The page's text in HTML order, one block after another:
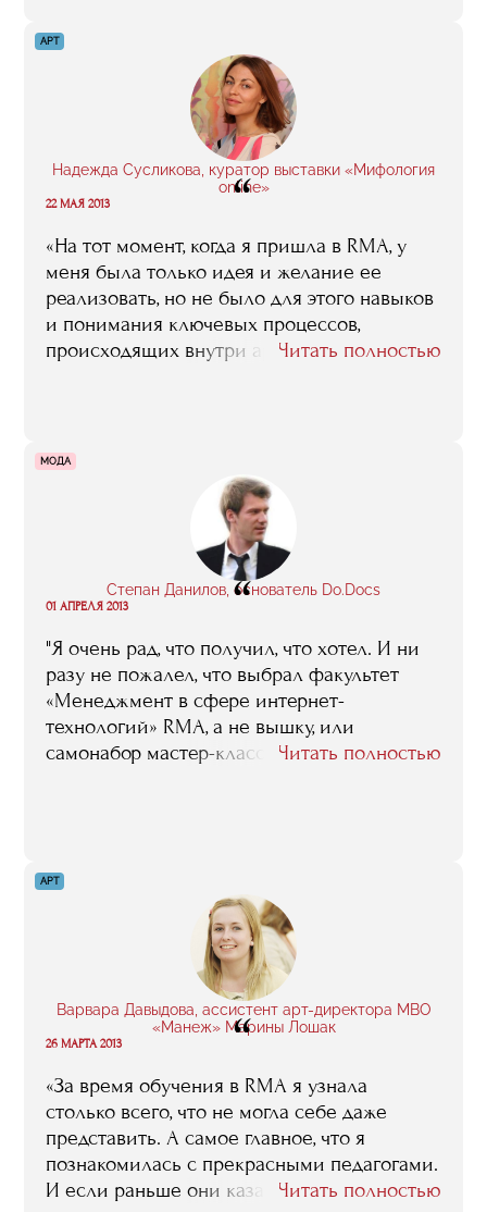
рядом ходят ваши потенциальные
работодатели, инвесторы, команда вашей
мечты, в конце концов"
АРТ
Надежда Сусликова, куратор выставки «Мифология
online»
“
22 МАЯ 2013
«На тот момент, когда я пришла в RMA, у
меня была только идея и желание ее
реализовать, но не было для этого навыков
и понимания ключевых процессов,
происходящих внутри арт-рынка. И только
прояснить для себя какие-то вещи,
связанные с транспортировкой предметов
искусства, пиаром выставочных проектов,
особенностями монтажа и т.д. А это очень
важная информация, когда делаешь
выставку "с нуля"»
Читать полностью
МОДА
Степан Данилов, основатель Do.Docs
“
01 АПРЕЛЯ 2013
"Я очень рад, что получил, что хотел. И ни
разу не пожалел, что выбрал факультет
«Менеджмент в сфере интернет-
технологий» RMA, а не вышку, или
самонабор мастер-классов. И я, правда,
Читать полностью
АРТ
Варвара Давыдова, ассистент арт-директора МВО
«Манеж» Марины Лошак
“
26 МАРТА 2013
«За время обучения в RMA я узнала
столько всего, что не могла себе даже
представить. А самое главное, что я
познакомилась с прекрасными педагогами.
И если раньше они казались мнеЧитать полностью